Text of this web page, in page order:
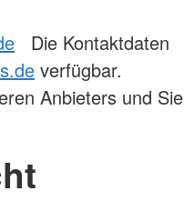
Die Kontaktdaten
verfügbar.
Anbieters und Sie